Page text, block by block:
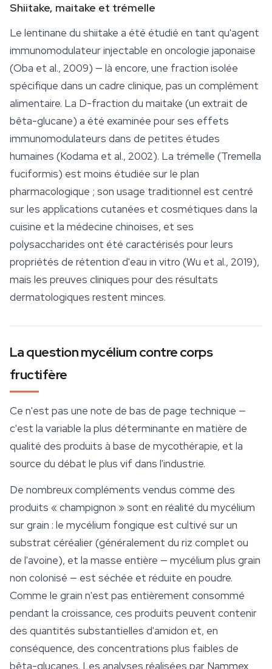
Shiitake, maitake et trémelle
Le lentinane du shiitake a été étudié en tant qu'agent
immunomodulateur injectable en oncologie japonaise
(Oba et al., 2009) — là encore, une fraction isolée
spécifique dans un cadre clinique, pas un complément
alimentaire. La D-fraction du maitake (un extrait de
bêta-glucane) a été examinée pour ses effets
immunomodulateurs dans de petites études
humaines (Kodama et al., 2002). La trémelle (Tremella
fuciformis) est moins étudiée sur le plan
pharmacologique ; son usage traditionnel est centré
sur les applications cutanées et cosmétiques dans la
cuisine et la médecine chinoises, et ses
polysaccharides ont été caractérisés pour leurs
propriétés de rétention d'eau in vitro (Wu et al., 2019),
mais les preuves cliniques pour des résultats
dermatologiques restent minces.
La question mycélium contre corps
fructifère
Ce n'est pas une note de bas de page technique —
c'est la variable la plus déterminante en matière de
qualité des produits à base de mycothérapie, et la
source du débat le plus vif dans l'industrie.
De nombreux compléments vendus comme des
produits « champignon » sont en réalité du mycélium
sur grain : le mycélium fongique est cultivé sur un
substrat céréalier (généralement du riz complet ou
de l'avoine), et la masse entière — mycélium plus grain
non colonisé — est séchée et réduite en poudre.
Comme le grain n'est pas entièrement consommé
pendant la croissance, ces produits peuvent contenir
des quantités substantielles d'amidon et, en
conséquence, des concentrations plus faibles de
bêta-glucanes. Les analyses réalisées par Nammex